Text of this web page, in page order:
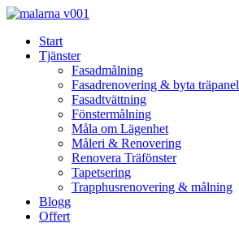
Skip
contentStart
Tjänster
Fasadmålning
Fasadrenovering & byta träpanel
Fasadtvättning
Fönstermålning
Måla om Lägenhet
Måleri & Renovering
Renovera Träfönster
Tapetsering
Trapphusrenovering & målning
Blogg
Offert